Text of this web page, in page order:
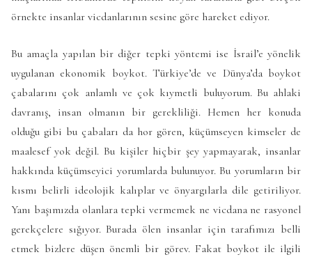
örnekte insanlar vicdanlarının sesine göre hareket ediyor.
Bu amaçla yapılan bir diğer tepki yöntemi ise İsrail’e yönelik
uygulanan ekonomik boykot. Türkiye’de ve Dünya’da boykot
çabalarını çok anlamlı ve çok kıymetli buluyorum. Bu ahlaki
davranış, insan olmanın bir gerekliliği. Hemen her konuda
olduğu gibi bu çabaları da hor gören, küçümseyen kimseler de
maalesef yok değil. Bu kişiler hiçbir şey yapmayarak, insanlar
hakkında küçümseyici yorumlarda bulunuyor. Bu yorumların bir
kısmı belirli ideolojik kalıplar ve önyargılarla dile getiriliyor.
Yanı başımızda olanlara tepki vermemek ne vicdana ne rasyonel
gerekçelere sığıyor. Burada ölen insanlar için tarafımızı belli
etmek bizlere düşen önemli bir görev. Fakat boykot ile ilgili